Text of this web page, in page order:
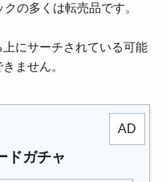
の多くは転売品です。
にサーチされている可能
ません。
ドガチャ